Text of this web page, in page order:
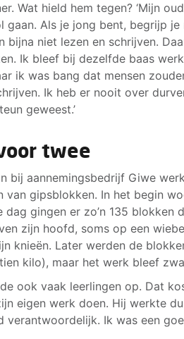
Wat hield hem tegen? ‘Mijn
gaan. Als je jong bent, begrijp
bijna niet lezen en schrijven.
Ik bleef bij dezelfde baas
ik was bang dat mensen
Ik heb er nooit over
geweest.’
twee
bij aannemingsbedrijf Giwe
van gipsblokken. In het begin
gingen er zo’n 135 blokken
zijn hoofd, soms op een
knieën. Later werden de
kilo), maar het werk bleef
ook vaak leerlingen op. Dat
eigen werk doen. Hij werkte
verantwoordelijk. Ik was een